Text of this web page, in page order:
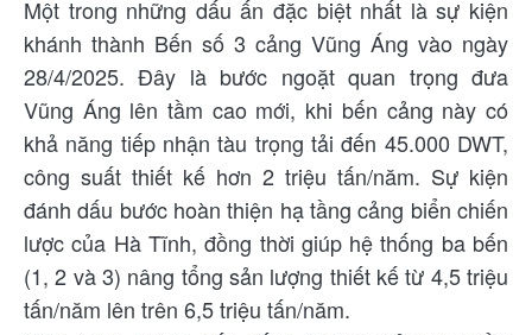
Một trong những dấu ấn đặc biệt nhất là sự kiện
khánh thành Bến số 3 cảng Vũng Áng vào ngày
28/4/2025. Đây là bước ngoặt quan trọng đưa
Vũng Áng lên tầm cao mới, khi bến cảng này có
khả năng tiếp nhận tàu trọng tải đến 45.000 DWT,
công suất thiết kế hơn 2 triệu tấn/năm. Sự kiện
đánh dấu bước hoàn thiện hạ tầng cảng biển chiến
lược của Hà Tĩnh, đồng thời giúp hệ thống ba bến
(1, 2 và 3) nâng tổng sản lượng thiết kế từ 4,5 triệu
tấn/năm lên trên 6,5 triệu tấn/năm.